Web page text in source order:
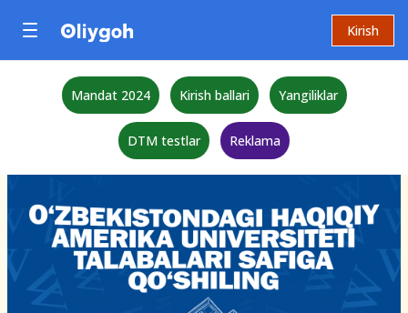
Kirish
Mandat 2024 Kirish ballari Yangiliklar
DTM testlar Reklama